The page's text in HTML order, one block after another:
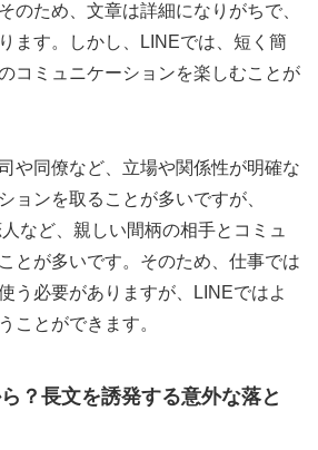
のため、文章は詳細になりがちで、
ます。しかし、LINEでは、短く簡
コミュニケーションを楽しむことが
や同僚など、立場や関係性が明確な
ョンを取ることが多いですが、
など、親しい間柄の相手とコミュ
とが多いです。そのため、仕事では
う必要がありますが、LINEではよ
ことができます。
？長文を誘発する意外な落と